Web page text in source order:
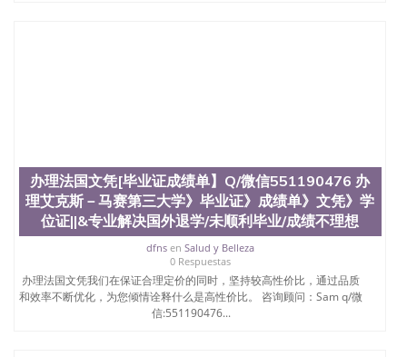
办理法国文凭[毕业证成绩单】Q/微信551190476 办
理艾克斯－马赛第三大学》毕业证》成绩单》文凭》学
位证||&专业解决国外退学/未顺利毕业/成绩不理想
dfnsen Salud y Belleza
0 Respuestas
办理法国文凭我们在保证合理定价的同时，坚持较高性价比，通过品质
和效率不断优化，为您倾情诠释什么是高性价比。 咨询顾问：Sam q/微
信:551190476...